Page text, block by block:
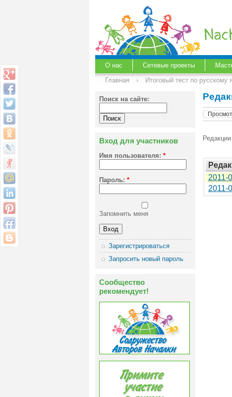
О нас Сетевые проекты
Главная
› Итоговый тест по
Поиск на сайте:
Вход для участников
Имя пользователя: *
Пароль: *
Запомнить меня
Зарегистрироваться
Запросить новый пароль
Сообщество
рекомендует!
2011-
2011-